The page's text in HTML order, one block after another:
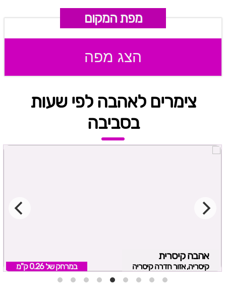
מפת המקום
הצג מפה
צימרים לאהבה לפי שעות
בסביבה
אהבה קיסרית
קיסריה, אזור חדרה קיסריה במרחק של 0.26 ק"מ